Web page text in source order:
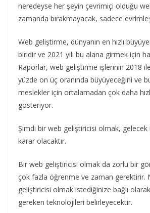
neredeyse her şeyin çevrimiçi olduğu
zamanda bırakmayacak, sadece
Web geliştirme, dünyanın en hızlı
biridir ve 2021 yılı bu alana girmek için
Raporlar, web geliştirme işlerinin 2018
yüzde on üç oranında büyüyeceğini ve
meslekler için ortalamadan çok daha
gösteriyor.
Şimdi bir web geliştiricisi olmak, gelecek
karar olacaktır.
Bir web geliştiricisi olmak da zorlu bir
çok fazla öğrenme ve zaman gerektirir.
geliştiricisi olmak istediğinize bağlı
gereken teknolojileri belirleyecektir.